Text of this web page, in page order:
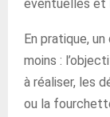
éventuelles et
En pratique,
moins :
à réaliser, les
ou la